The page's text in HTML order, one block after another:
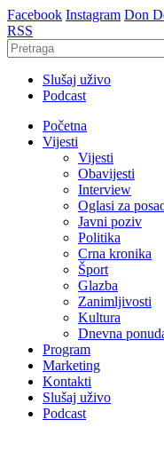
Facebook Instagram Don
RSS
Slušaj uživo
Podcast
Početna
Vijesti
Vijesti
Obavijesti
Interview
Oglasi za
Javni poziv
Politika
Crna kronika
Šport
Glazba
Zanimljivosti
Kultura
Dnevna
Program
Marketing
Kontakti
Slušaj uživo
Podcast